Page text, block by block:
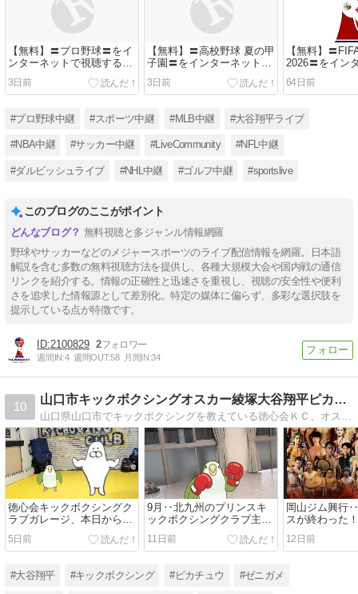
【無料】〓プロ野球〓をイ
ンターネットで視聴する方
3日前
【無料】〓高校野球 夏の甲
子園〓をインターネットで
視聴する方法
3日前
【無料】〓
2026〓をイン
視聴する方法<
64日前
#プロ野球中継 #スポーツ中継 #MLB中継 #大谷翔平ライブ
#NBA中継 #サッカー中継 #LiveCommunity #NFL中継
#ダルビッシュライブ #NHL中継 #ゴルフ中継 #sportslive
このブログのここがポイント
無料視聴と多ジャンル情報網羅
野球やサッカーなどのメジャースポーツのライブ配信情報を網羅。日本語
解説を含む多数の無料視聴方法を提供し、各種大規模大会や国内戦の通信
リンクを紹介する。情報の正確性と迅速さを重視し、視聴の安全性や便利
さを追求した情報源として差別化。特定の媒体に偏らず、多彩な選択肢を
提示している点が特徴です。
2100829 2
週間IN:4 週間OUT:58 月間IN:34
10
山口市キックボクシングオスカー綾塚大谷翔平ピカチュウ！
山口県山口市でキックボクシングを教えている徳心会ＫＣ、オスカー綾塚のブログですそしてごく稀に、役に立ちそうなことも書きますが基本おバカなブログです！
徳心会キックボクシングク
ラブガレージ、本日から再
始動！！
5日前
9月‥北九州のプリンスキ
ックボクシングクラブ主催
のFESTIVALに徳心会から5
人の戦士が出場する！！！
11日前
岡山ジム興行
スが終わった！
12日前
#大谷翔平 #キックボクシング #ピカチュウ #ゼニガメ